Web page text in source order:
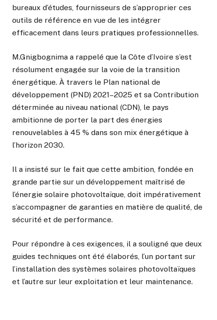
bureaux d’études, fournisseurs de s’approprier ces
outils de référence en vue de les intégrer
efficacement dans leurs pratiques professionnelles.
M.Gnigbognima a rappelé que la Côte d’Ivoire s’est
résolument engagée sur la voie de la transition
énergétique. À travers le Plan national de
développement (PND) 2021–2025 et sa Contribution
déterminée au niveau national (CDN), le pays
ambitionne de porter la part des énergies
renouvelables à 45 % dans son mix énergétique à
l’horizon 2030.
Il a insisté sur le fait que cette ambition, fondée en
grande partie sur un développement maîtrisé de
l’énergie solaire photovoltaïque, doit impérativement
s’accompagner de garanties en matière de qualité, de
sécurité et de performance.
Pour répondre à ces exigences, il a souligné que deux
guides techniques ont été élaborés, l’un portant sur
l’installation des systèmes solaires photovoltaïques
et l’autre sur leur exploitation et leur maintenance.